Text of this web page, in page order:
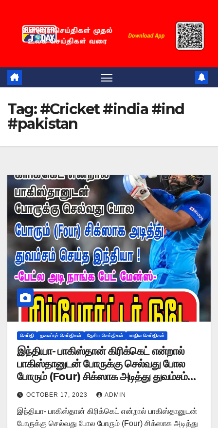
content
Tag:#Cricket #india #ind
#pakistan
செய்தி தலைப்புச் செய்திகள் தேசிய செய்திகள் மாநில செய்திகள்
இந்தியா- பாகிஸ்தான் கிரிக்கெட் என்றால்
பாகிஸ்தானுடன் போருக்கு செல்வது போல
போரும் (Four) சிக்ஸாக அடித்து துவம்சம்
செய்த இந்தியா ! -பேட்ல அடி நாங்க பேட்
மேன்ஸ்-
OCTOBER 17, 2023 ADMIN
இந்தியா- பாகிஸ்தான் கிரிக்கெட் என்றால் பாகிஸ்தானுடன்
போருக்கு செல்வது போல போரும் (Four) சிக்ஸாக அடித்து